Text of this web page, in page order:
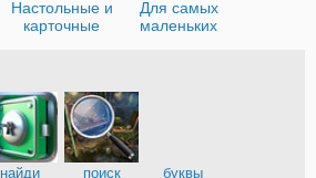
Настольные и
карточные
Для самых
маленьких
найди
поиск
буквы